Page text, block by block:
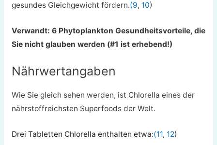
gesundes Gleichgewicht fördern.(9, 10)
Verwandt: 6 Phytoplankton Gesundheitsvorteile, die
Sie nicht glauben werden (#1 ist erhebend!)
Nährwertangaben
Wie Sie gleich sehen werden, ist Chlorella eines der
nährstoffreichsten Superfoods der Welt.
Drei Tabletten Chlorella enthalten etwa:(11, 12)